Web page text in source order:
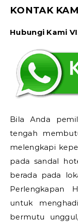
KONTAK
Hubungi Kami
Bila Anda
tengah
melengkapi
pada sandal
berada pada
Perlengkapan
untuk
bermutu